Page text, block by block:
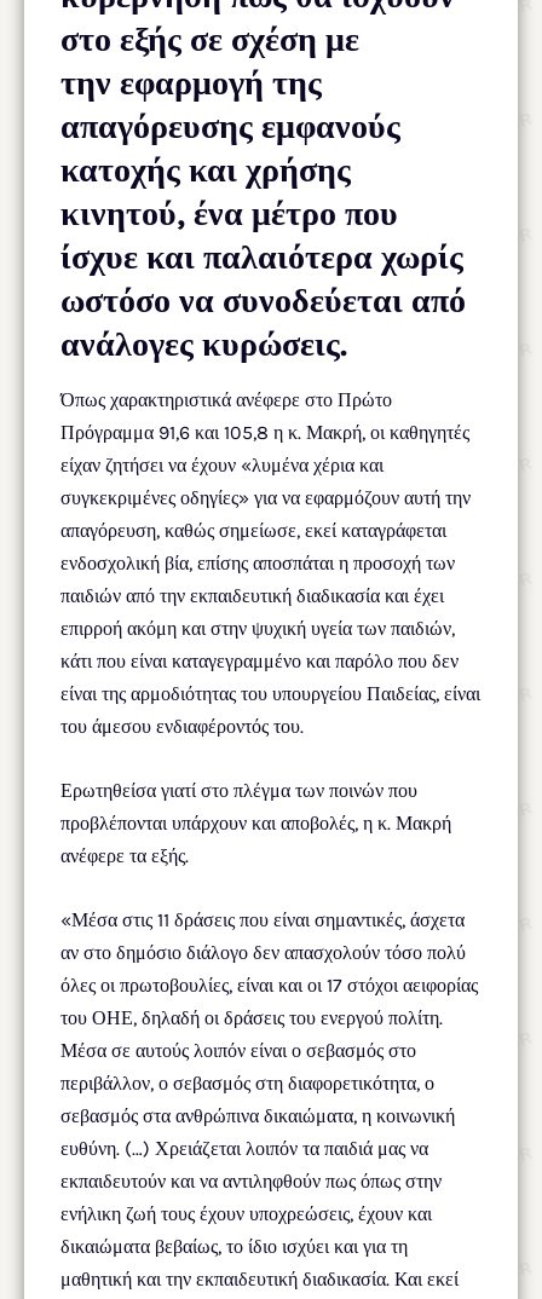
στο εξής σε σχέση με
την εφαρμογή της
απαγόρευσης εμφανούς
κατοχής και χρήσης
κινητού, ένα μέτρο που
ίσχυε και παλαιότερα χωρίς
ωστόσο να συνοδεύεται από
ανάλογες κυρώσεις.
Όπως χαρακτηριστικά ανέφερε στο Πρώτο
Πρόγραμμα 91,6 και 105,8 η κ. Μακρή, οι καθηγητές
είχαν ζητήσει να έχουν «λυμένα χέρια και
συγκεκριμένες οδηγίες» για να εφαρμόζουν αυτή την
απαγόρευση, καθώς σημείωσε, εκεί καταγράφεται
ενδοσχολική βία, επίσης αποσπάται η προσοχή των
παιδιών από την εκπαιδευτική διαδικασία και έχει
επιρροή ακόμη και στην ψυχική υγεία των παιδιών,
κάτι που είναι καταγεγραμμένο και παρόλο που δεν
είναι της αρμοδιότητας του υπουργείου Παιδείας, είναι
του άμεσου ενδιαφέροντός του.
Ερωτηθείσα γιατί στο πλέγμα των ποινών που
προβλέπονται υπάρχουν και αποβολές, η κ. Μακρή
ανέφερε τα εξής.
«Μέσα στις 11 δράσεις που είναι σημαντικές, άσχετα
αν στο δημόσιο διάλογο δεν απασχολούν τόσο πολύ
όλες οι πρωτοβουλίες, είναι και οι 17 στόχοι αειφορίας
του ΟΗΕ, δηλαδή οι δράσεις του ενεργού πολίτη.
Μέσα σε αυτούς λοιπόν είναι ο σεβασμός στο
περιβάλλον, ο σεβασμός στη διαφορετικότητα, ο
σεβασμός στα ανθρώπινα δικαιώματα, η κοινωνική
ευθύνη. (…) Χρειάζεται λοιπόν τα παιδιά μας να
εκπαιδευτούν και να αντιληφθούν πως όπως στην
ενήλικη ζωή τους έχουν υποχρεώσεις, έχουν και
δικαιώματα βεβαίως, το ίδιο ισχύει και για τη
μαθητική και την εκπαιδευτική διαδικασία. Και εκεί